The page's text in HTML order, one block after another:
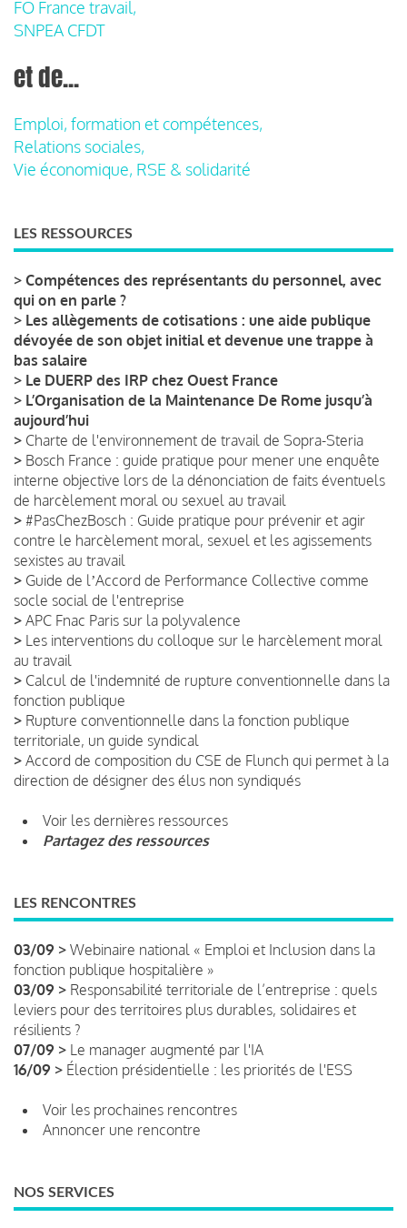
FO France travail,
SNPEA CFDT
et de...
Emploi, formation et compétences,
Relations sociales,
Vie économique, RSE & solidarité
LES RESSOURCES
> Compétences des représentants du personnel, avec
qui on en parle ?
> Les allègements de cotisations : une aide publique
dévoyée de son objet initial et devenue une trappe à
bas salaire
> Le DUERP des IRP chez Ouest France
> L’Organisation de la Maintenance De Rome jusqu’à
aujourd’hui
> Charte de l'environnement de travail de Sopra-Steria
> Bosch France : guide pratique pour mener une enquête
interne objective lors de la dénonciation de faits éventuels
de harcèlement moral ou sexuel au travail
> #PasChezBosch : Guide pratique pour prévenir et agir
contre le harcèlement moral, sexuel et les agissements
sexistes au travail
> Guide de lʼAccord de Performance Collective comme
socle social de l'entreprise
> APC Fnac Paris sur la polyvalence
> Les interventions du colloque sur le harcèlement moral
au travail
> Calcul de l'indemnité de rupture conventionnelle dans la
fonction publique
> Rupture conventionnelle dans la fonction publique
territoriale, un guide syndical
> Accord de composition du CSE de Flunch qui permet à la
direction de désigner des élus non syndiqués
Voir les dernières ressources
Partagez des ressources
LES RENCONTRES
03/09 > Webinaire national « Emploi et Inclusion dans la
fonction publique hospitalière »
03/09 > Responsabilité territoriale de l’entreprise : quels
leviers pour des territoires plus durables, solidaires et
résilients ?
07/09 > Le manager augmenté par l'IA
16/09 > Élection présidentielle : les priorités de l'ESS
Voir les prochaines rencontres
Annoncer une rencontre
NOS SERVICES